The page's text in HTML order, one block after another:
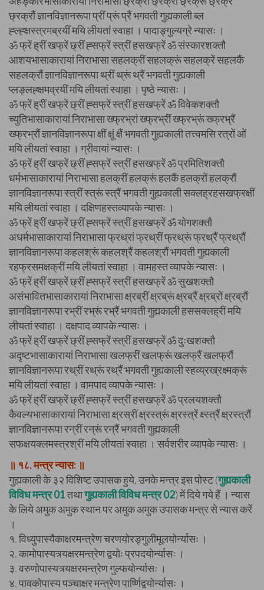
छ्रक्रौं ज्ञानविज्ञानरूपा प्रीं प्रूं प्रैं भगवती गुह्यकाली ब्ल
ह्ल्ह्क्षस्त्रमब्रयीं मयि लीयतां स्वाहा । पादाङ्गुल्यग्रे न्यासः ।
ॐ फ्रें ह्रीं खफ्रें छ्रीं ह्सफ्रें स्त्रीं हसखफ्रें ॐ संस्कारशक्तौ
आशयभासाकारायां निराभासा सहलक्रीं सहलक्रूं सहलक्रें सहलकैं
सहलक्रौं ज्ञानविज्ञानरूपा थ्रीं थ्रूं थ्रैं भगवती गुह्यकाली
प्लङ्लह्क्षमव्रयीं मयि लीयतां स्वाहा । पृष्ठे न्यासः ।
ॐ फ्रें ह्रीं खफ्रें छ्रीं ह्सफ्रें स्त्रीं हसखफ्रें ॐ विवेकशक्तौ
च्युतिभासाकारायां निराभासा ख्फ्रभ्रां ख्फ्रभ्रीं ख्फ्रभ्रूं ख्फ्रभ्रैं
ख्फ्रभ्रौं ज्ञानविज्ञानरूपा क्षीं क्षूं क्षैं भगवती गुह्यकाली तत्त्वमसि रत्रों ओं
मयि लीयतां स्वाहा । ग्रीवायां न्यासः ।
ॐ फ्रें ह्रीं खफ्रें छ्रीं ह्सफ्रें स्त्रीं हसखफ्रें ॐ प्रमितिशक्तौ
धर्मभासाकारायां निराभासा हलक्रीं हलक्रूं हलकैं हलक्रों हलक्रौं
ज्ञानविज्ञानरूपा स्त्रीं स्त्रूं स्त्रैं भगवती गुह्यकाली सक्लह्रहसखफ्रक्षीं
मयि लीयतां स्वाहा । दक्षिणहस्तव्यापके न्यासः ।
ॐ फ्रें ह्रीं खफ्रें छ्रीं ह्सफ्रें स्त्रीं हसखफ्रें ॐ योगशक्तौ
अधर्मभासाकारायां निराभासा फ्रथ्रां फ्रथ्रीं फ्रथ्रूं फ्रथ्रैं फ्रथ्रौं
ज्ञानविज्ञानरूपा कहलश्रूं कहलश्रैं कहलश्रौं भगवती गुह्यकाली
रहफ्रसमक्षक्रीं मयि लीयतां स्वाहा । वामहस्त व्यापके न्यासः ।
ॐ फ्रें ह्रीं खफ्रें छ्रीं ह्सफ्रें स्त्रीं हसखफ्रें ॐ सुखशक्तौ
असंभावितभासाकारायां निराभासा क्ष्रब्रीं क्ष्रब्रूं क्ष्रब्रैं क्ष्रब्रों क्ष्रब्रौं
ज्ञानविज्ञानरूपा रभ्रीं रभ्रूं रभ्रैं भगवती गुह्यकाली हससक्लह्रीं मयि
लीयतां स्वाहा । दक्षपाद व्यापके न्यासः ।
ॐ फ्रें ह्रीं खफ्रें छ्रीं ह्सफ्रें स्त्रीं हसखफ्रें ॐ दुःखशक्तौ
अदृष्टभासाकारायां निराभासा खलफ्रीं खलफ्रूं खलफ्रैं खलफ्रौं
ज्ञानविज्ञानरूपा रथ्रीं रथ्रूं रथ्रैं भगवती गुह्यकाली स्हव्य्रख्रक्ष्मक्रूं
मयि लीयतां स्वाहा । वामपाद व्यापके न्यासः ।
ॐ फ्रें ह्रीं खफ्रें छ्रीं ह्सफ्रें स्त्रीं हसखफ्रें ॐ प्रलयशक्तौ
कैवल्यभासाकारायां निराभासा क्ष्रस्रीं क्ष्रस्त्रूं क्ष्रस्त्रें क्ष्स्त्रैं क्ष्रस्त्रौं
ज्ञानविज्ञानरूपा रन्रीं रन्रूं रन्रैं भगवती गुह्यकाली
सफक्षयक्लमस्त्रश्रीं मयि लीयतां स्वाहा । सर्वशरीर व्यापके न्यासः ।
॥ १८. मन्त्र न्यास: ॥
गुह्यकाली के ३२ विशिष्ट उपासक हुये, उनके मन्त्र इस पोस्ट (गुह्यकाली
विविध मन्त्र 01तथागुह्यकाली विविध मन्त्र 02) में दिये गये हैं । न्यास
के लिये अमुक अमुक स्थान पर अमुक अमुक उपासक मन्त्र से न्यास करें
।
१. विध्युपास्यैकाक्षरमन्त्रेण चरणयोरङ्गुलीमूलयोर्न्यासः ।
२. कामोपास्यत्र्यक्षरमन्त्रेण द्वयोः प्रपदयोर्न्यासः ।
३. वरुणोपास्यत्र्यक्षरमन्त्रेण गुल्फयोर्न्यासः ।
४. पावकोपास्य पञ्चाक्षर मन्त्रेण पार्ष्णिद्वयोर्न्यासः ।